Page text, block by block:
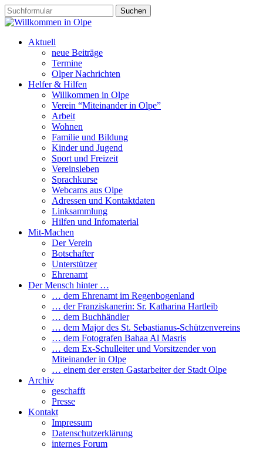
Aktuell
neue Beiträge
Termine
Olper Nachrichten
Helfer & Hilfen
Willkommen in Olpe
Verein “Miteinander in Olpe”
Arbeit
Wohnen
Familie und Bildung
Kinder und Jugend
Sport und Freizeit
Vereinsleben
Sprachkurse
Webcams aus Olpe
Adressen und Kontaktdaten
Linksammlung
Hilfen und Infomaterial
Mit-Machen
Der Verein
Botschafter
Unterstützer
Ehrenamt
Der Mensch hinter …
… dem Ehrenamt im Regenbogenland
… der Franziskanerin: Sr. Katharina Hartleib
… dem Buchhändler
… dem Major des St. Sebastianus-Schützenvereins
… dem Fotografen Bahaa Al Masris
… dem Ex-Schulleiter und Vorsitzender von
Miteinander in Olpe
… einem der ersten Gastarbeiter der Stadt Olpe
Archiv
geschafft
Presse
Kontakt
Impressum
Datenschutzerklärung
internes Forum